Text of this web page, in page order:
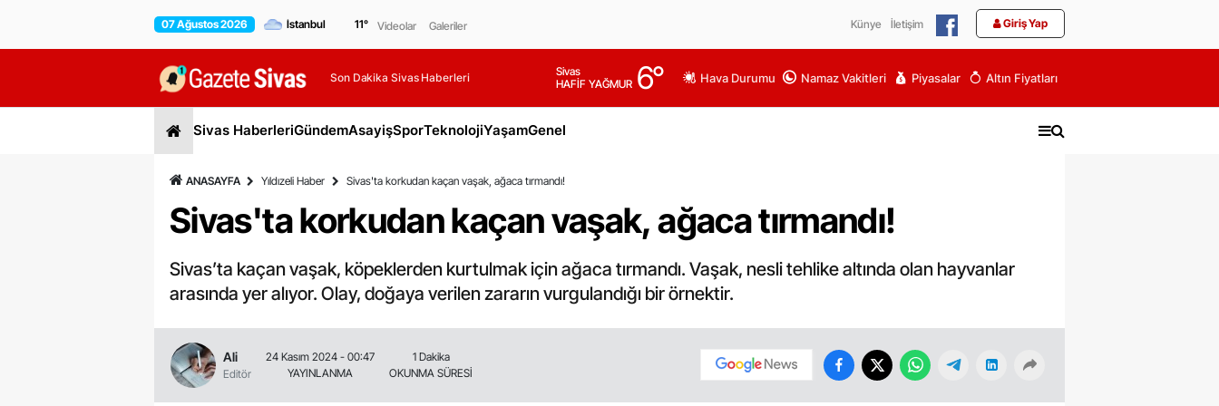
07 Ağustos 2026 11° Videolar Galeriler Künye İletişim Giriş Yap
Son Dakika Sivas Haberleri
Sivas
HAFİF YAĞMUR 6° Hava Durumu Namaz Vakitleri Piyasalar Altın Fiyatları
Sivas HaberleriGündemAsayişSporTeknolojiYaşamGenel
ANASAYFA Yıldızeli Haber Sivas'ta korkudan kaçan vaşak, ağaca tırmandı!
Sivas'ta korkudan kaçan vaşak, ağaca tırmandı!
Sivas’ta kaçan vaşak, köpeklerden kurtulmak için ağaca tırmandı. Vaşak, nesli tehlike altında olan hayvanlar
arasında yer alıyor. Olay, doğaya verilen zararın vurgulandığı bir örnektir.
Ali
Editör
24 Kasım 2024 - 00:47
YAYINLANMA
1 Dakika
OKUNMA SÜRESİ